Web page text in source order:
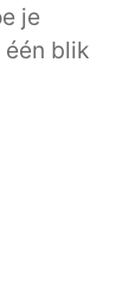
je
blik